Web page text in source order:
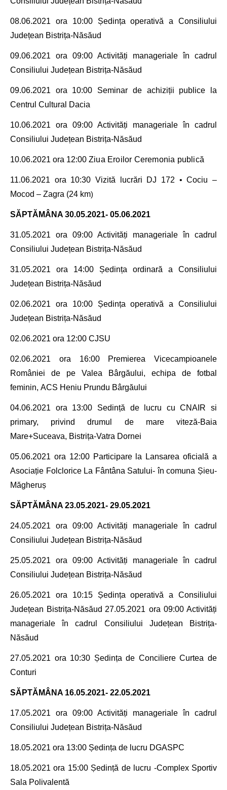
08.06.2021 ora 10:00 Ședința operativă aConsiliului
Județean Bistrița-Năsăud
09.06.2021
ora 09:00 Activități manageriale în cadrul
Consiliului Județean Bistrița-Năsăud
09.06.2021
ora 10:00 Seminar de achiziții publice la
Centrul Cultural Dacia
10.06.2021 ora 09:00 Activități manageriale în cadrul
Consiliului Județean Bistrița-Năsăud
10.06.2021 ora 12:00 Ziua Eroilor Ceremonia publică
11.06.2021 ora 10:30 Vizită lucrări DJ 172 • Cociu –
Mocod – Zagra (24 km)
SĂPTĂMÂNA 30.05.2021- 05.06.2021
31.05.2021
ora 09:00 Activități manageriale în cadrul
Consiliului Județean Bistrița-Năsăud
31.05.2021 ora 14:00 Ședința ordinară a Consiliului
Județean Bistrița-Năsăud
02.06.2021 ora 10:00 Ședința operativă aConsiliului
Județean Bistrița-Năsăud
02.06.2021 ora 12:00 CJSU
02.06.2021 ora 16:00 Premierea Vicecampioanele
României de pe Valea Bârgăului, echipa de fotbal
feminin, ACS Heniu Prundu Bârgăului
04.06.2021 ora 13:00 Sedință de lucru cu CNAIR si
primary, privind drumul de mare viteză-Baia
Mare+Suceava, Bistrița-Vatra Dornei
05.06.2021 ora 12:00 Participare la Lansarea oficială a
Asociație Folclorice La Fântâna Satului- în comuna Șieu-
Măgheruș
SĂPTĂMÂNA 23.05.2021- 29.05.2021
24.05.2021
ora 09:00 Activități manageriale în cadrul
Consiliului Județean Bistrița-Năsăud
25.05.2021
ora 09:00 Activități manageriale în cadrul
Consiliului Județean Bistrița-Năsăud
26.05.2021 ora 10:15 Ședința operativă aConsiliului
Județean Bistrița-Năsăud 27.05.2021 ora 09:00 Activități
manageriale în cadrul Consiliului Județean Bistrița-
Năsăud
27.05.2021 ora 10:30 Ședința de Conciliere Curtea de
Conturi
SĂPTĂMÂNA 16.05.2021- 22.05.2021
17.05.2021
ora 09:00 Activități manageriale în cadrul
Consiliului Județean Bistrița-Năsăud
18.05.2021 ora 13:00 Ședința de lucru DGASPC
18.05.2021 ora 15:00 Ședință de lucru -Complex Sportiv
Sala Polivalentă